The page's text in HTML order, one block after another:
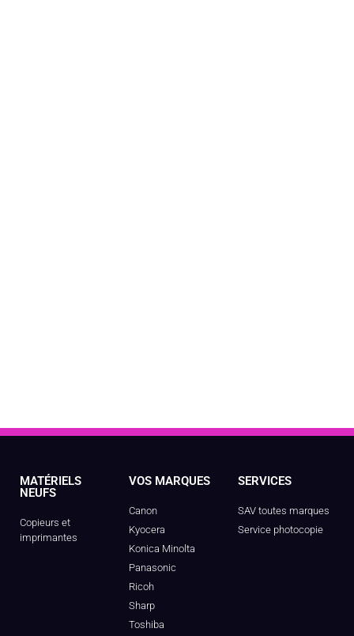
MATÉRIELS
NEUFS
Copieurs et
imprimantes
VOS MARQUES
Canon
Kyocera
Konica Minolta
Panasonic
Ricoh
Sharp
Toshiba
SERVICES
SAV toutes marques
Service photocopie